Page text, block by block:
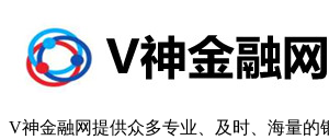
V神金融网提供众多专业、及时、海量的